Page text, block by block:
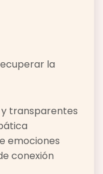
la
transparentes
emociones
conexión